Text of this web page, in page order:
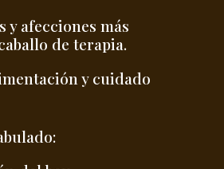
y afecciones más
de terapia.
y cuidado